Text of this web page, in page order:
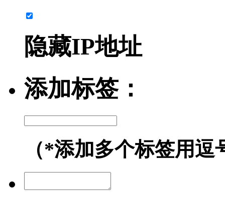
隐藏IP地址
添加标签：
（*添加多个标签用逗